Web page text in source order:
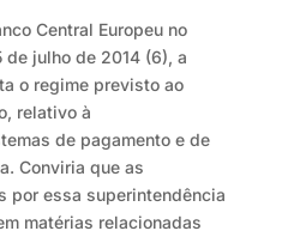
Central Europeu no
julho de 2014 (6), a
o regime previsto ao
relativo à
de pagamento e de
Conviria que as
por essa superintendência
matérias relacionadas